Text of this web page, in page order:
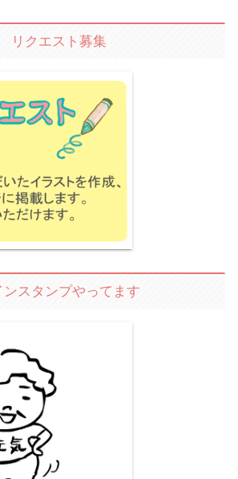
リクエスト募集
ンスタンプやってます